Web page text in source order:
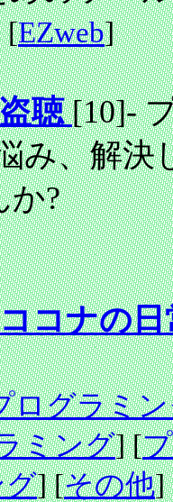
[EZweb]
盗聴[10]-
み、解決
か?
ココナの日
ログラミ
ミング] [
] [その他]